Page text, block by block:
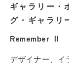
ギャラリー・
グ・ギャラリ
Remember Ⅱ
デザイナー、